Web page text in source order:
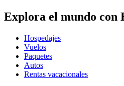
Explora el mundo con
Hospedajes
Vuelos
Paquetes
Autos
Rentas vacacionales